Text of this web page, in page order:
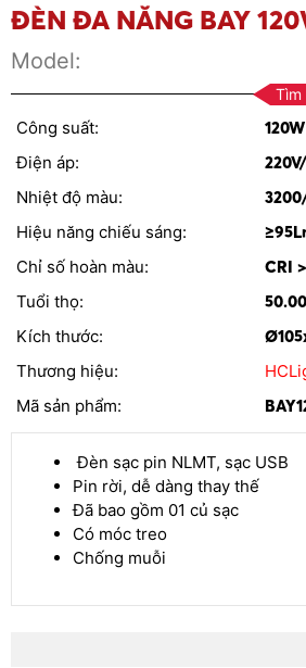
ĐÈN ĐA NĂNG BAY
Model:
Tìm
Công suất:
120W
Điện áp:
Nhiệt độ màu:
Hiệu năng chiếu sáng:
Chỉ số hoàn màu:
CRI
Tuổi thọ:
Kích thước:
Thương hiệu:
Mã sản phẩm:
Đèn sạc pin NLMT, sạc USB
Pin rời, dễ dàng thay thế
Đã bao gồm 01 củ sạc
Có móc treo
Chống muỗi